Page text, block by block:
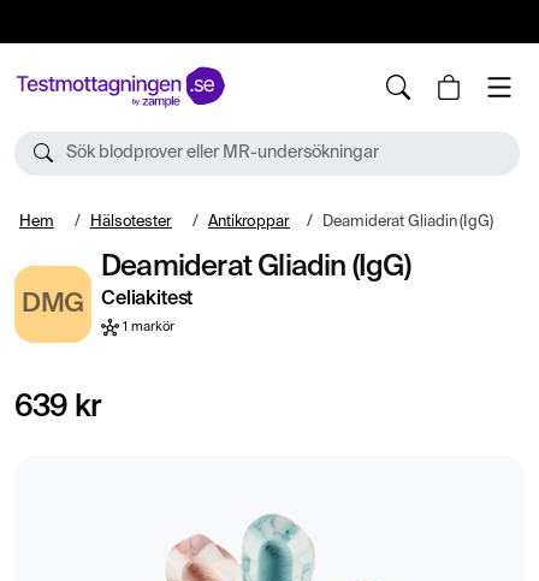
Sök blodprover eller MR-undersökningar
Hem Hälsotester Antikroppar Deamiderat Gliadin (IgG)
DMG
Deamiderat Gliadin (IgG)
Celiakitest
1 markör
639 kr